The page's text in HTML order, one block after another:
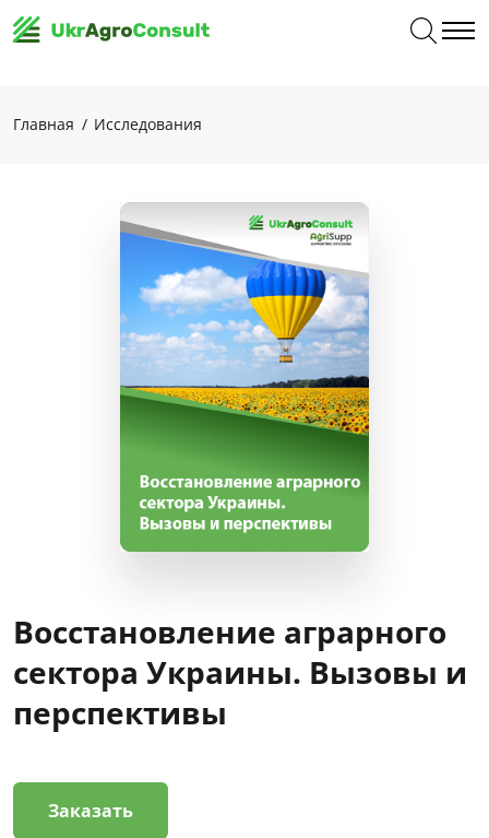
Главная Исследования
Восстановление аграрного
сектора Украины. Вызовы и
перспективы
Заказать